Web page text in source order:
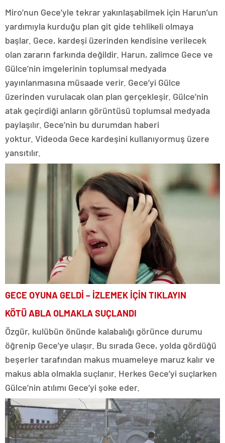
Miro’nun Gece’yle tekrar yakınlaşabilmek için Harun’un
yardımıyla kurduğu plan git gide tehlikeli olmaya
başlar. Gece, kardeşi üzerinden kendisine verilecek
olan zararın farkında değildir. Harun, zalimce Gece ve
Gülce’nin imgelerinin toplumsal medyada
yayınlanmasına müsaade verir. Gece’yi Gülce
üzerinden vurulacak olan plan gerçekleşir. Gülce’nin
atak geçirdiği anların görüntüsü toplumsal medyada
paylaşılır. Gece’nin bu durumdan haberi
yoktur. Videoda Gece kardeşini kullanıyormuş üzere
yansıtılır.
GECE OYUNA GELDİ – İZLEMEK İÇİN TIKLAYIN
KÖTÜ ABLA OLMAKLA SUÇLANDI
Özgür, kulübün önünde kalabalığı görünce durumu
öğrenip Gece’ye ulaşır. Bu sırada Gece, yolda gördüğü
beşerler tarafından makus muameleye maruz kalır ve
makus abla olmakla suçlanır. Herkes Gece’yi suçlarken
Gülce’nin atılımı Gece’yi şoke eder.